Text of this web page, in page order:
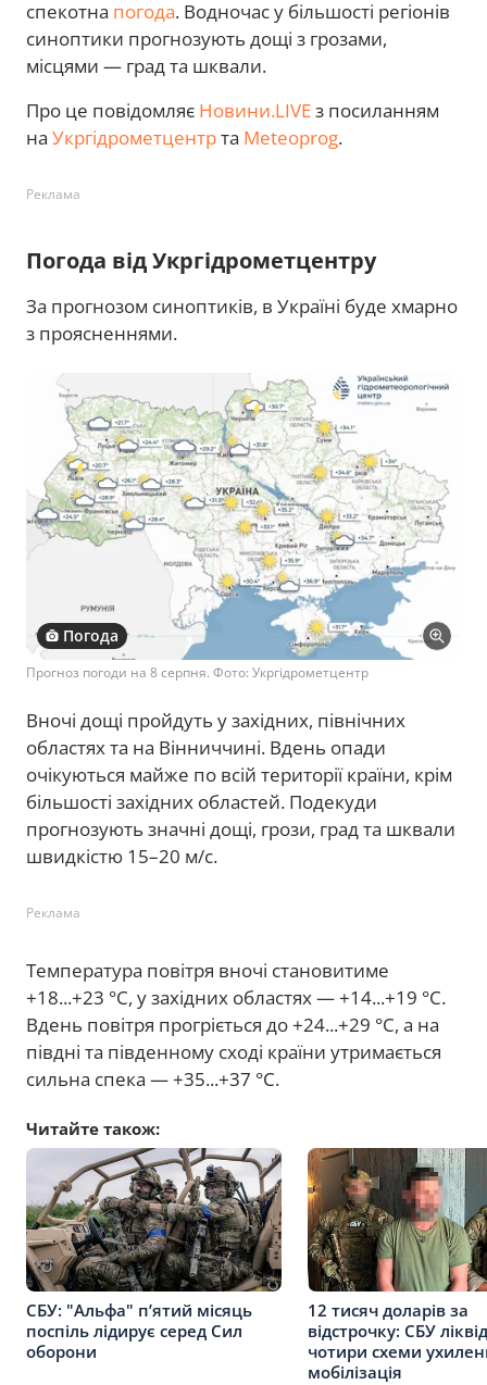
спекотна погода. Водночас у більшості регіонів
синоптики прогнозують дощі з грозами,
місцями — град та шквали.
Про це повідомляє Новини.LIVEз посиланням
на Укргідрометцентрта Meteoprog.
Реклама
Погода від Укргідрометцентру
За прогнозом синоптиків, в Україні буде хмарно
з проясненнями.
Погода
Прогноз погоди на 8 серпня. Фото: Укргідрометцентр
Вночі дощі пройдуть у західних, північних
областях та на Вінниччині. Вдень опади
очікуються майже по всій території країни, крім
більшості західних областей. Подекуди
прогнозують значні дощі, грози, град та шквали
швидкістю 15–20 м/с.
Реклама
Температура повітря вночі становитиме
+18...+23 °C, у західних областях — +14...+19 °C.
Вдень повітря прогріється до +24...+29 °C, а на
півдні та південному сході країни утримається
сильна спека — +35...+37 °C.
Читайте також:
СБУ: "Альфа" п’ятий місяць
поспіль лідирує серед Сил
оборони
12 тисяч доларів за
відстрочку: СБУ
чотири схеми
мобілізація